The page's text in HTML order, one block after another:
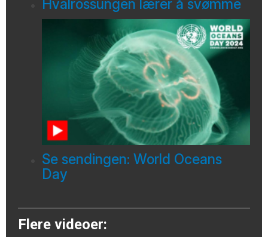
Hvalrossungen lærer å svømme
Se sendingen: World Oceans
Day
Flere videoer: